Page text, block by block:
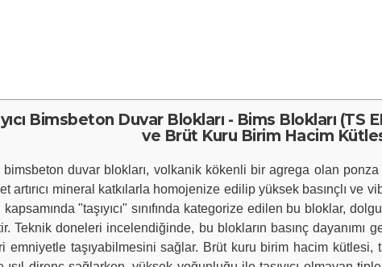
Bimsbeton Duvar Blokları - Bims Blokları
ve Brüt Kuru Birim Hacim
duvar blokları, volkanik kökenli bir agrega olan
artırıcı mineral katkılarla homojenize edilip yüksek basınçlı
"taşıyıcı" sınıfında kategorize edilen bu bloklar,
Teknik doneleri incelendiğinde, bu blokların basınç dayanımı
taşıyabilmesini sağlar. Brüt kuru birim hacim kütlesi,